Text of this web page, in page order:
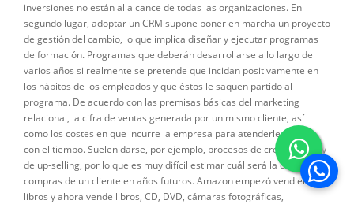
inversiones no están al alcance de todas las organizaciones. En
segundo lugar, adoptar un CRM supone poner en marcha un proyecto
de gestión del cambio, lo que implica diseñar y ejecutar programas
de formación. Programas que deberán desarrollarse a lo largo de
varios años si realmente se pretende que incidan positivamente en
los hábitos de los empleados y que éstos le saquen partido al
programa. De acuerdo con las premisas básicas del marketing
relacional, la cifra de ventas generada por un mismo cliente, así
como los costes en que incurre la empresa para atenderle, varían
con el tiempo. Suelen darse, por ejemplo, procesos de cross-selling y
de up-selling, por lo que es muy difícil estimar cuál será la cifra de
compras de un cliente en años futuros. Amazon empezó vendiendo
libros y ahora vende libros, CD, DVD, cámaras fotográficas,
Se abre